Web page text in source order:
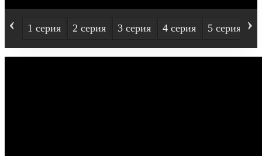
‹ 1 серия 2 серия 3 серия 4 серия 5 серия ›